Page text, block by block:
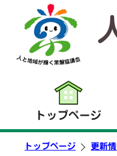
トップページ
トップページ 更新